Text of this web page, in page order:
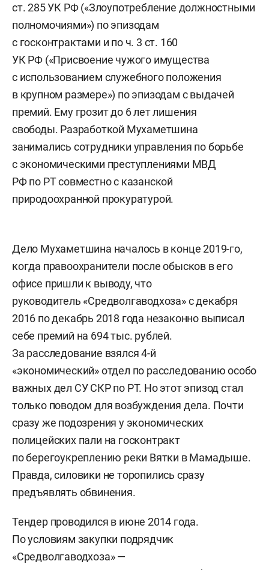
ст. 285 УК РФ («Злоупотребление должностными
полномочиями») по эпизодам
с госконтрактами и по ч. 3 ст. 160
УК РФ («Присвоение чужого имущества
с использованием служебного положения
в крупном размере») по эпизодам с выдачей
премий. Ему грозит до 6 лет лишения
свободы. Разработкой Мухаметшина
занимались сотрудники управления по борьбе
с экономическими преступлениями МВД
РФ по РТ совместно с казанской
природоохранной прокуратурой.
Дело Мухаметшина началось в конце 2019-го,
когда правоохранители после обысков в его
офисе пришли к выводу, что
руководитель «Средволгаводхоза» с декабря
2016 по декабрь 2018 года незаконно выписал
себе премий на 694 тыс. рублей.
За расследование взялся 4-й
«экономический» отдел по расследованию особо
важных дел СУ СКР по РТ. Но этот эпизод стал
только поводом для возбуждения дела. Почти
сразу же подозрения у экономических
полицейских пали на госконтракт
по берегоукреплению реки Вятки в Мамадыше.
Правда, силовики не торопились сразу
предъявлять обвинения.
Тендер проводился в июне 2014 года.
По условиям закупки подрядчик
«Средволгаводхоза» —